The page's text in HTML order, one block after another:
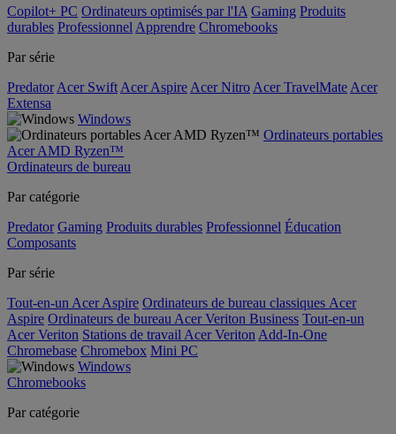
Copilot+ PC Ordinateurs optimisés par l'IA Gaming Produits
durables Professionnel Apprendre Chromebooks
Par série
Predator Acer Swift Acer Aspire Acer Nitro Acer TravelMate Acer
Extensa
Windows
Ordinateurs portables
Acer AMD Ryzen™
Ordinateurs de bureau
Par catégorie
Predator Gaming Produits durables Professionnel Éducation
Composants
Par série
Tout-en-un Acer Aspire Ordinateurs de bureau classiques Acer
Aspire Ordinateurs de bureau Acer Veriton Business Tout-en-un
Acer Veriton Stations de travail Acer Veriton Add-In-One
Chromebase Chromebox Mini PC
Windows
Chromebooks
Par catégorie